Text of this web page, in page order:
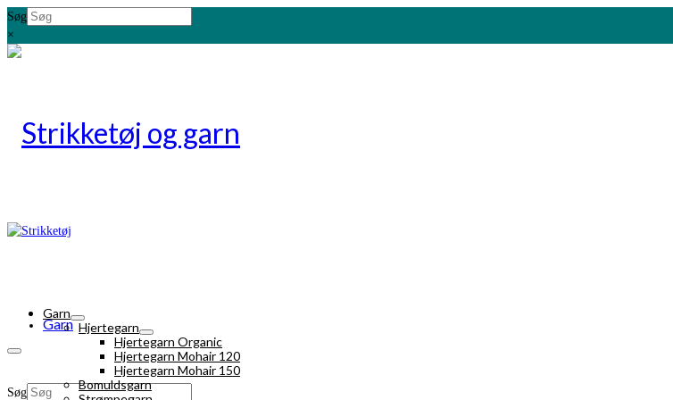
Søg
×
Garn
Søg
Garn
Hjertegarn
Hjertegarn Organic
Hjertegarn Mohair 120
Hjertegarn Mohair 150
Bomuldsgarn